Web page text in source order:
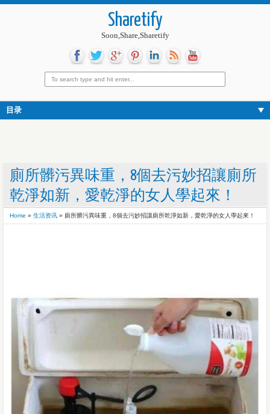
Sharetify
Soon,Share,Sharetify
目录
廁所髒污異味重，8個去污妙招讓廁所
乾淨如新，愛乾淨的女人學起來！
Home » 生活资讯 » 廁所髒污異味重，8個去污妙招讓廁所乾淨如新，愛乾淨的女人學起來！